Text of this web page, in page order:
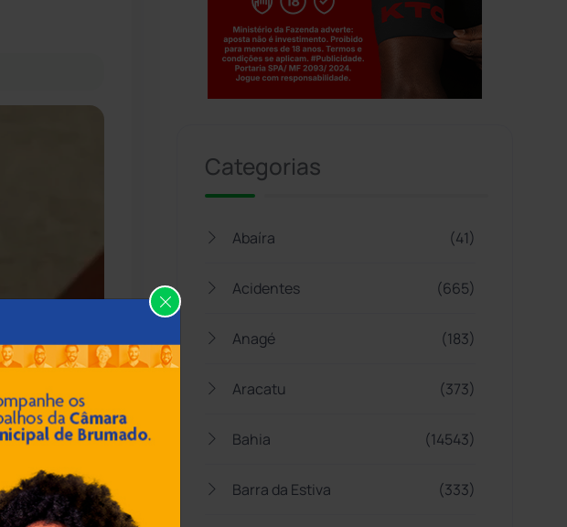
Categorias
Abaíra (41)
Acidentes (665)
Anagé (183)
Aracatu (373)
Bahia (14543)
Barra da Estiva (333)